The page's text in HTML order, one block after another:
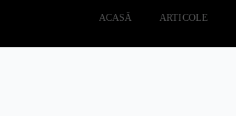
ACASĂ ARTICOLE